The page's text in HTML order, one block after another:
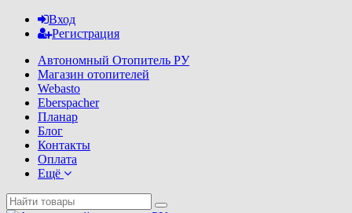
Вход
Регистрация
Автономный Отопитель РУ
Магазин отопителей
Webasto
Eberspacher
Планар
Блог
Контакты
Оплата
Ещё